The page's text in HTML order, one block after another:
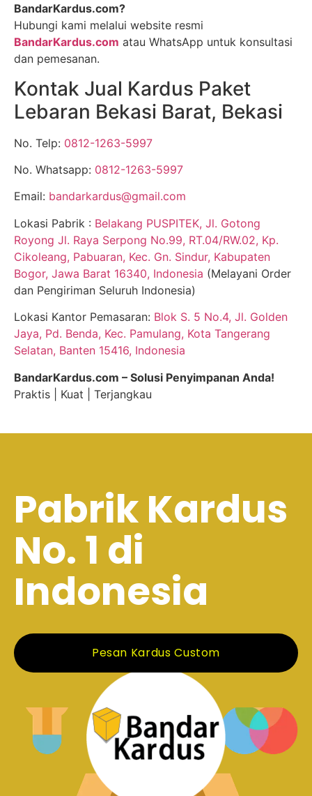
BandarKardus.com?
Hubungi kami melalui website resmi
BandarKardus.com atau WhatsApp untuk konsultasi
dan pemesanan.
Kontak Jual Kardus Paket
Lebaran Bekasi Barat, Bekasi
No. Telp: 0812-1263-5997
No. Whatsapp: 0812-1263-5997
Email: bandarkardus@gmail.com
Lokasi Pabrik : Belakang PUSPITEK, Jl. Gotong
Royong Jl. Raya Serpong No.99, RT.04/RW.02, Kp.
Cikoleang, Pabuaran, Kec. Gn. Sindur, Kabupaten
Bogor, Jawa Barat 16340, Indonesia (Melayani Order
dan Pengiriman Seluruh Indonesia)
Lokasi Kantor Pemasaran: Blok S. 5 No.4, Jl. Golden
Jaya, Pd. Benda, Kec. Pamulang, Kota Tangerang
Selatan, Banten 15416, Indonesia
BandarKardus.com – Solusi Penyimpanan Anda!
Praktis | Kuat | Terjangkau
Pabrik Kardus
No. 1 di
Indonesia
Pesan Kardus Custom